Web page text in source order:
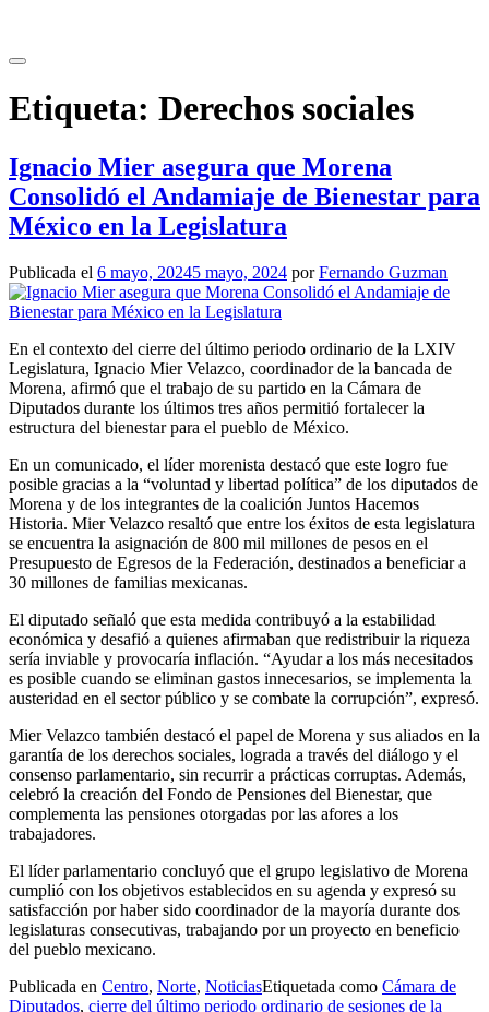
contenido
Etiqueta: Derechos sociales
Ignacio Mier asegura que Morena
Consolidó el Andamiaje de Bienestar para
México en la Legislatura
Publicada el 6 mayo, 20245 mayo, 2024 porFernando Guzman
En el contexto del cierre del último periodo ordinario de la LXIV
Legislatura, Ignacio Mier Velazco, coordinador de la bancada de
Morena, afirmó que el trabajo de su partido en la Cámara de
Diputados durante los últimos tres años permitió fortalecer la
estructura del bienestar para el pueblo de México.
En un comunicado, el líder morenista destacó que este logro fue
posible gracias a la “voluntad y libertad política” de los diputados de
Morena y de los integrantes de la coalición Juntos Hacemos
Historia. Mier Velazco resaltó que entre los éxitos de esta legislatura
se encuentra la asignación de 800 mil millones de pesos en el
Presupuesto de Egresos de la Federación, destinados a beneficiar a
30 millones de familias mexicanas.
El diputado señaló que esta medida contribuyó a la estabilidad
económica y desafió a quienes afirmaban que redistribuir la riqueza
sería inviable y provocaría inflación. “Ayudar a los más necesitados
es posible cuando se eliminan gastos innecesarios, se implementa la
austeridad en el sector público y se combate la corrupción”, expresó.
Mier Velazco también destacó el papel de Morena y sus aliados en la
garantía de los derechos sociales, lograda a través del diálogo y el
consenso parlamentario, sin recurrir a prácticas corruptas. Además,
celebró la creación del Fondo de Pensiones del Bienestar, que
complementa las pensiones otorgadas por las afores a los
trabajadores.
El líder parlamentario concluyó que el grupo legislativo de Morena
cumplió con los objetivos establecidos en su agenda y expresó su
satisfacción por haber sido coordinador de la mayoría durante dos
legislaturas consecutivas, trabajando por un proyecto en beneficio
del pueblo mexicano.
Publicada en Centro, Norte, NoticiasEtiquetada como Cámara de
Diputados, cierre del último periodo ordinario de sesiones de la